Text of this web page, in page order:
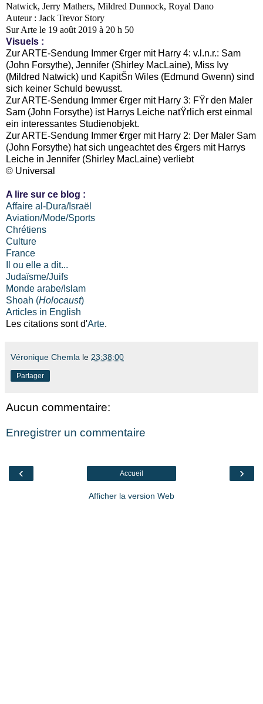
Natwick, Jerry Mathers, Mildred Dunnock, Royal Dano
Auteur : Jack Trevor Story
Sur Arte le 19 août 2019 à 20 h 50
Visuels :
Zur ARTE-Sendung Immer €rger mit Harry 4: v.l.n.r.: Sam
(John Forsythe), Jennifer (Shirley MacLaine), Miss Ivy
(Mildred Natwick) und KapitŠn Wiles (Edmund Gwenn) sind
sich keiner Schuld bewusst.
Zur ARTE-Sendung Immer €rger mit Harry 3: FŸr den Maler
Sam (John Forsythe) ist Harrys Leiche natŸrlich erst einmal
ein interessantes Studienobjekt.
Zur ARTE-Sendung Immer €rger mit Harry 2: Der Maler Sam
(John Forsythe) hat sich ungeachtet des €rgers mit Harrys
Leiche in Jennifer (Shirley MacLaine) verliebt
© Universal
A lire sur ce blog :
Affaire al-Dura/Israël
Aviation/Mode/Sports
Chrétiens
Culture
France
Il ou elle a dit...
Judaïsme/Juifs
Monde arabe/Islam
Shoah (Holocaust)
Articles in English
Les citations sont d'Arte.
Véronique Chemla le 23:38:00
Partager
Aucun commentaire:
Enregistrer un commentaire
‹ ›
Accueil
Afficher la version Web